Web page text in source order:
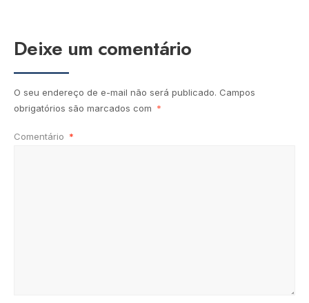
Deixe um comentário
O seu endereço de e-mail não será publicado. Campos
obrigatórios são marcados com *
Comentário *